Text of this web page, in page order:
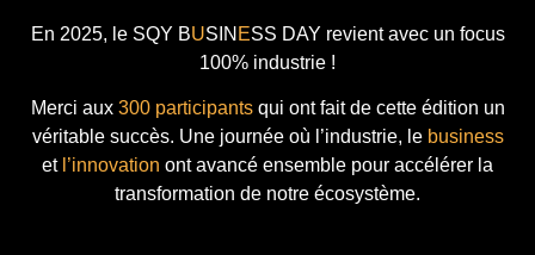
En 2025, le SQY BUSIN ESS DAY revient avec un focus
100% industrie !
Merci aux 300 participantsqui ont fait de cette édition un
véritable succès. Une journée où l’industrie, le business
et l’innovation ont avancé ensemble pour accélérer la
transformation de notre écosystème.